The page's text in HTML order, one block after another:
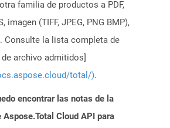
familia de productos a PDF,
imagen (TIFF, JPEG, PNG BMP),
Consulte la lista completa de
archivo admitidos]
total/).
encontrar las notas de la
Aspose.Total Cloud API para